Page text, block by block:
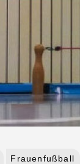
Frauenfußball